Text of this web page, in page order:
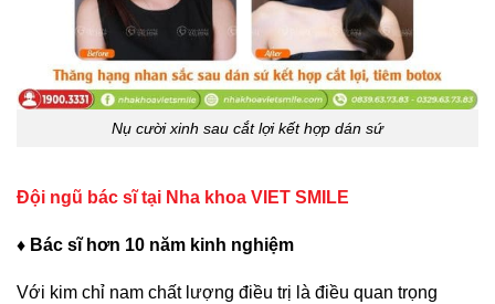
Nụ cười xinh sau cắt lợi kết hợp dán sứ
Đội ngũ bác sĩ tại Nha khoa VIET SMILE
♦ Bác sĩ hơn 10 năm kinh nghiệm
Với kim chỉ nam chất lượng điều trị là điều quan trọng